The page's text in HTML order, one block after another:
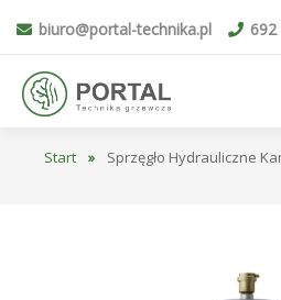
biuro@portal-technika.pl
Start » Sprzęgło Hydrauliczne